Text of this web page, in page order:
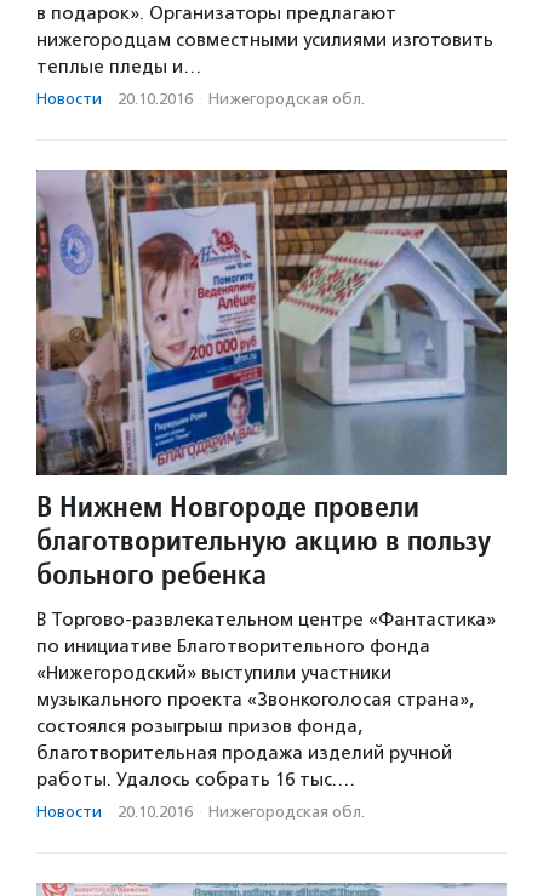
в подарок». Организаторы предлагают
нижегородцам совместными усилиями изготовить
теплые пледы и…
Новости · 20.10.2016 · Нижегородская обл.
В Нижнем Новгороде провели
благотворительную акцию в пользу
больного ребенка
В Торгово-развлекательном центре «Фантастика»
по инициативе Благотворительного фонда
«Нижегородский» выступили участники
музыкального проекта «Звонкоголосая страна»,
состоялся розыгрыш призов фонда,
благотворительная продажа изделий ручной
работы. Удалось собрать 16 тыс.…
Новости · 20.10.2016 · Нижегородская обл.